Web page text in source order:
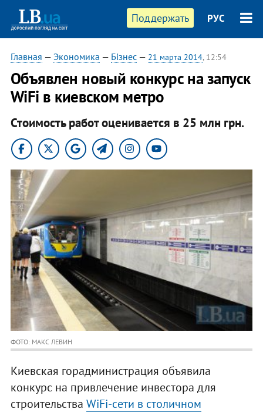
Поддержать РУС
Главная — Экономика — Бізнес— 21 марта 2014, 12:54
Объявлен новый конкурс на запуск
WiFi в киевском метро
Стоимость работ оценивается в 25 млн грн.
ФОТО: МАКС ЛЕВИН
Киевская горадминистрация объявила
конкурс на привлечение инвестора для
строительства WiFi-сети в столичном